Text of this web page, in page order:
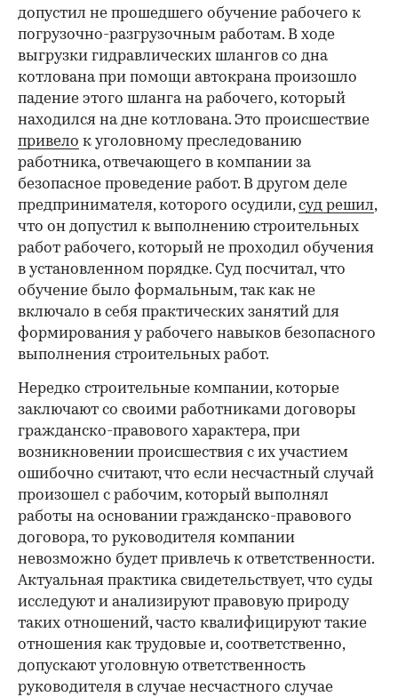
допустил не прошедшего обучение рабочего к
погрузочно-разгрузочным работам. В ходе
выгрузки гидравлических шлангов со дна
котлована при помощи автокрана произошло
падение этого шланга на рабочего, который
находился на дне котлована. Это происшествие
привело к уголовному преследованию
работника, отвечающего в компании за
безопасное проведение работ. В другом деле
предпринимателя, которого осудили,суд решил,
что он допустил к выполнению строительных
работ рабочего, который не проходил обучения
в установленном порядке. Суд посчитал, что
обучение было формальным, так как не
включало в себя практических занятий для
формирования у рабочего навыков безопасного
выполнения строительных работ.
Нередко строительные компании, которые
заключают со своими работниками договоры
гражданско-правового характера, при
возникновении происшествия с их участием
ошибочно считают, что если несчастный случай
произошел с рабочим, который выполнял
работы на основании гражданско-правового
договора, то руководителя компании
невозможно будет привлечь к ответственности.
Актуальная практика свидетельствует, что суды
исследуют и анализируют правовую природу
таких отношений, часто квалифицируют такие
отношения как трудовые и, соответственно,
допускают уголовную ответственность
руководителя в случае несчастного случае